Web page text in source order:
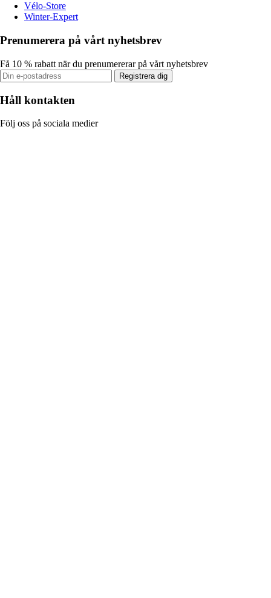
Vélo-Store
Winter-Expert
Prenumerera på vårt nyhetsbrev
Få 10 % rabatt när du prenumererar på vårt nyhetsbrev
Registrera dig
Håll kontakten
Följ oss på sociala medier